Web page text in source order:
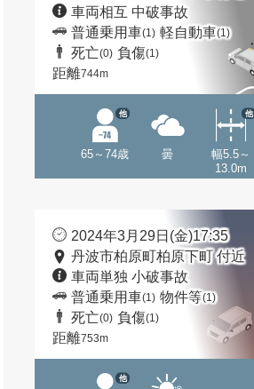
車両相互 中破事故
普通乗用車(1) 軽自動車(1)
死亡(0) 負傷(1)
距離744m
65～74歳
他
曇
幅5.5～
13.0m
他
2024年3月29日(金)17:35
丹波市柏原町柏原下町 付近
車両単独 小破事故
普通乗用車(1) 物件等(1)
死亡(0) 負傷(1)
距離753m
他